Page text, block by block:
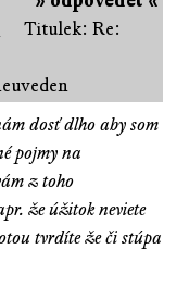
Titulek: Re:
dosť dlho aby som
pojmy na
z toho
že úžitok neviete
tvrdíte že či stúpa